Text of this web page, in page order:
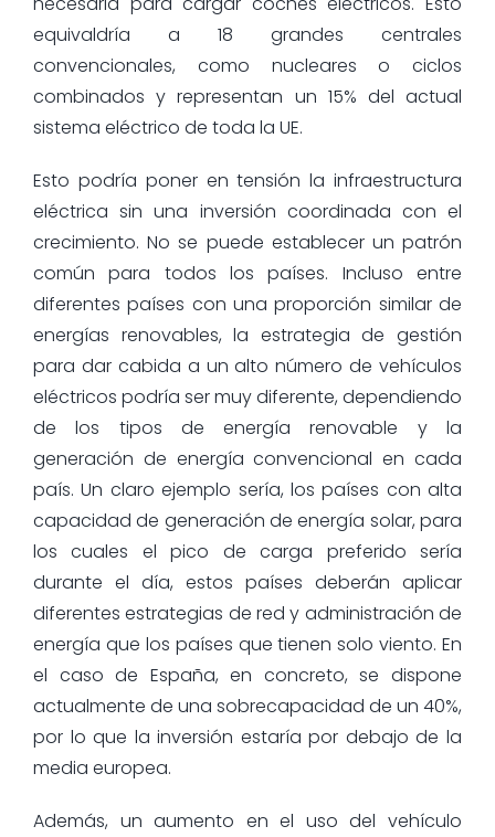
equivaldría a 18 grandes centrales
convencionales, como nucleares o ciclos
combinados y representan un 15% del actual
sistema eléctrico de toda la UE.
Esto podría poner en tensión la infraestructura
eléctrica sin una inversión coordinada con el
crecimiento. No se puede establecer un patrón
común para todos los países. Incluso entre
diferentes países con una proporción similar de
energías renovables, la estrategia de gestión
para dar cabida a un alto número de vehículos
eléctricos podría ser muy diferente, dependiendo
de los tipos de energía renovable y la
generación de energía convencional en cada
país. Un claro ejemplo sería, los países con alta
capacidad de generación de energía solar, para
los cuales el pico de carga preferido sería
durante el día, estos países deberán aplicar
diferentes estrategias de red y administración de
energía que los países que tienen solo viento. En
el caso de España, en concreto, se dispone
actualmente de una sobrecapacidad de un 40%,
por lo que la inversión estaría por debajo de la
media europea.
Además, un aumento en el uso del vehículo